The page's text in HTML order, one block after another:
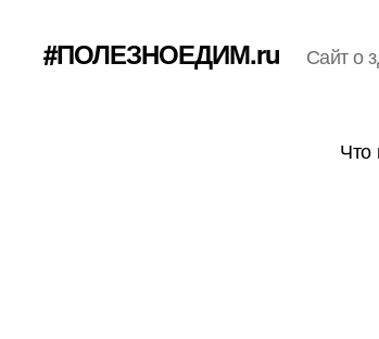
#ПОЛЕЗНОЕДИМ.ru Сайт о
Что